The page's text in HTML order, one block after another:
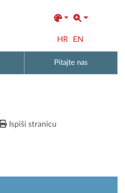
HR EN
Pitajte nas
Ispiši stranicu